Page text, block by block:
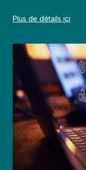
Plus de détails ici